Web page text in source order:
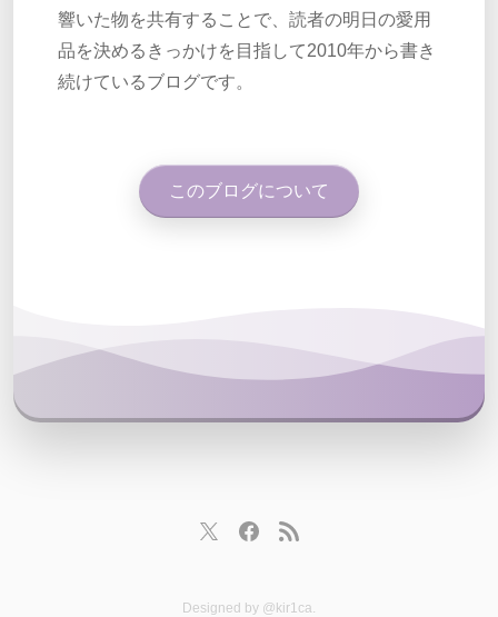
響いた物を共有することで、読者の明日の愛用
品を決めるきっかけを目指して2010年から書き
続けているブログです。
このブログについて
Designed by @kir1ca.